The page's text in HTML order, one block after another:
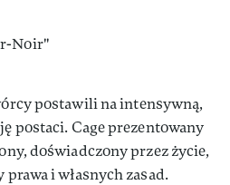
postawili na intensywną,
postaci. Cage prezentowany
doświadczony przez życie,
i własnych zasad.